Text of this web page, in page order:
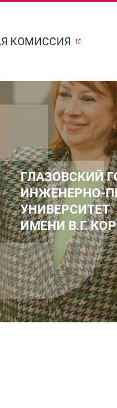
КОМИССИЯ
ГЛАЗОВСКИЙ
ИНЖЕНЕРНО-
УНИВЕРСИТЕТ
ИМЕНИ В.Г.